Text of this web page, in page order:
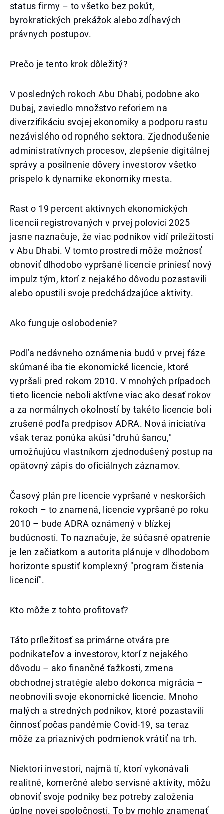
status firmy – to všetko bez pokút,
byrokratických prekážok alebo zdĺhavých
právnych postupov.
Prečo je tento krok dôležitý?
V posledných rokoch Abu Dhabi, podobne ako
Dubaj, zaviedlo množstvo reforiem na
diverzifikáciu svojej ekonomiky a podporu rastu
nezávislého od ropného sektora. Zjednodušenie
administratívnych procesov, zlepšenie digitálnej
správy a posilnenie dôvery investorov všetko
prispelo k dynamike ekonomiky mesta.
Rast o 19 percent aktívnych ekonomických
licencií registrovaných v prvej polovici 2025
jasne naznačuje, že viac podnikov vidí príležitosti
v Abu Dhabi. V tomto prostredí môže možnosť
obnoviť dlhodobo vypršané licencie priniesť nový
impulz tým, ktorí z nejakého dôvodu pozastavili
alebo opustili svoje predchádzajúce aktivity.
Ako funguje oslobodenie?
Podľa nedávneho oznámenia budú v prvej fáze
skúmané iba tie ekonomické licencie, ktoré
vypršali pred rokom 2010. V mnohých prípadoch
tieto licencie neboli aktívne viac ako desať rokov
a za normálnych okolností by takéto licencie boli
zrušené podľa predpisov ADRA. Nová iniciatíva
však teraz ponúka akúsi "druhú šancu,"
umožňujúcu vlastníkom zjednodušený postup na
opätovný zápis do oficiálnych záznamov.
Časový plán pre licencie vypršané v neskorších
rokoch – to znamená, licencie vypršané po roku
2010 – bude ADRA oznámený v blízkej
budúcnosti. To naznačuje, že súčasné opatrenie
je len začiatkom a autorita plánuje v dlhodobom
horizonte spustiť komplexný "program čistenia
licencií".
Kto môže z tohto profitovať?
Táto príležitosť sa primárne otvára pre
podnikateľov a investorov, ktorí z nejakého
dôvodu – ako finančné ťažkosti, zmena
obchodnej stratégie alebo dokonca migrácia –
neobnovili svoje ekonomické licencie. Mnoho
malých a stredných podnikov, ktoré pozastavili
činnosť počas pandémie Covid-19, sa teraz
môže za priaznivých podmienok vrátiť na trh.
Niektorí investori, najmä tí, ktorí vykonávali
realitné, komerčné alebo servisné aktivity, môžu
obnoviť svoje podniky bez potreby založenia
úplne novej spoločnosti. To by mohlo znamenať